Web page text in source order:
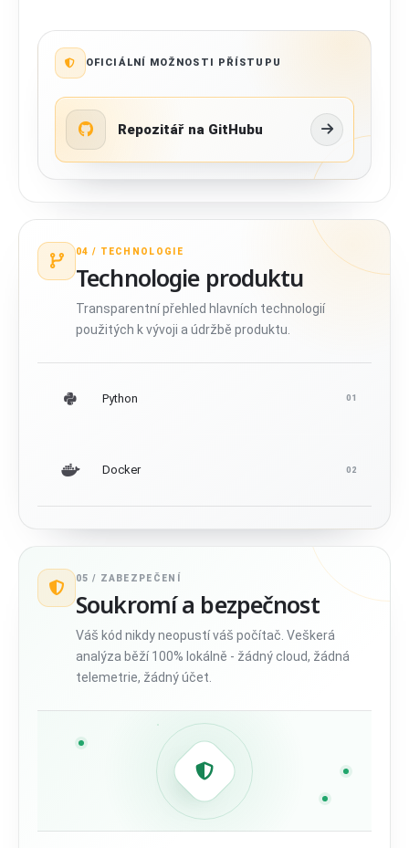
OFICIÁLNÍ MOŽNOSTI PŘÍSTUPU
Repozitář na GitHubu
04 / TECHNOLOGIE
Technologie produktu
Transparentní přehled hlavních technologií
použitých k vývoji a údržbě produktu.
Python 01
Docker 02
05 / ZABEZPEČENÍ
Soukromí a bezpečnost
Váš kód nikdy neopustí váš počítač. Veškerá
analýza běží 100% lokálně - žádný cloud, žádná
telemetrie, žádný účet.